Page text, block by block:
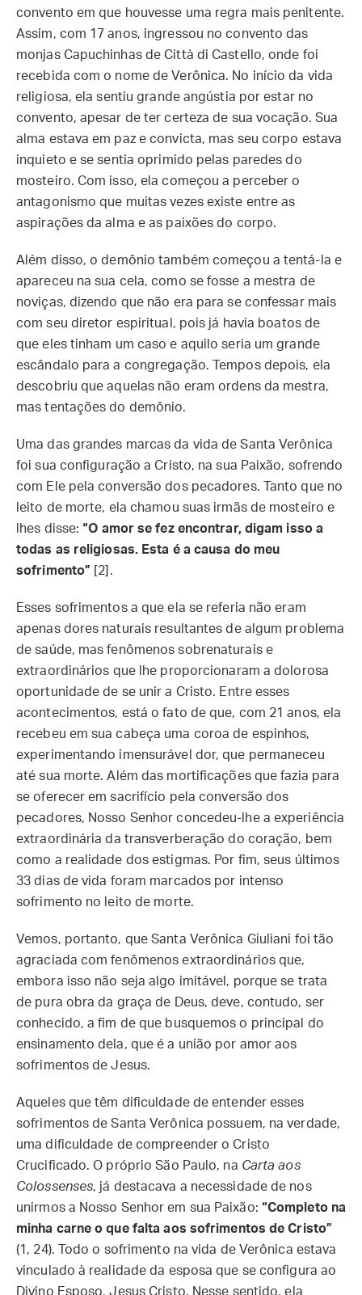
convento em que houvesse uma regra mais penitente.
Assim, com 17 anos, ingressou no convento das
monjas Capuchinhas de Città di Castello, onde foi
recebida com o nome de Verônica. No início da vida
religiosa, ela sentiu grande angústia por estar no
convento, apesar de ter certeza de sua vocação. Sua
alma estava em paz e convicta, mas seu corpo estava
inquieto e se sentia oprimido pelas paredes do
mosteiro. Com isso, ela começou a perceber o
antagonismo que muitas vezes existe entre as
aspirações da alma e as paixões do corpo.
Além disso, o demônio também começou a tentá-la e
apareceu na sua cela, como se fosse a mestra de
noviças, dizendo que não era para se confessar mais
com seu diretor espiritual, pois já havia boatos de
que eles tinham um caso e aquilo seria um grande
escândalo para a congregação. Tempos depois, ela
descobriu que aquelas não eram ordens da mestra,
mas tentações do demônio.
Uma das grandes marcas da vida de Santa Verônica
foi sua configuração a Cristo, na sua Paixão, sofrendo
com Ele pela conversão dos pecadores. Tanto que no
leito de morte, ela chamou suas irmãs de mosteiro e
lhes disse:“O amor se fez encontrar, digam isso a
todas as religiosas. Esta é a causa do meu
sofrimento” [2].
Esses sofrimentos a que ela se referia não eram
apenas dores naturais resultantes de algum problema
de saúde, mas fenômenos sobrenaturais e
extraordinários que lhe proporcionaram a dolorosa
oportunidade de se unir a Cristo. Entre esses
acontecimentos, está o fato de que, com 21 anos, ela
recebeu em sua cabeça uma coroa de espinhos,
experimentando imensurável dor, que permaneceu
até sua morte. Além das mortificações que fazia para
se oferecer em sacrifício pela conversão dos
pecadores, Nosso Senhor concedeu-lhe a experiência
extraordinária da transverberação do coração, bem
como a realidade dos estigmas. Por fim, seus últimos
33 dias de vida foram marcados por intenso
sofrimento no leito de morte.
Vemos, portanto, que Santa Verônica Giuliani foi tão
agraciada com fenômenos extraordinários que,
embora isso não seja algo imitável, porque se trata
de pura obra da graça de Deus, deve, contudo, ser
conhecido, a fim de que busquemos o principal do
ensinamento dela, que é a união por amor aos
sofrimentos de Jesus.
Aqueles que têm dificuldade de entender esses
sofrimentos de Santa Verônica possuem, na verdade,
uma dificuldade de compreender o Cristo
Crucificado. O próprio São Paulo, na Carta aos
Colossenses, já destacava a necessidade de nos
unirmos a Nosso Senhor em sua Paixão: “Completo na
minha carne o que falta aos sofrimentos de Cristo”
(1, 24). Todo o sofrimento na vida de Verônica estava
vinculado à realidade da esposa que se configura ao
Divino Esposo, Jesus Cristo. Nesse sentido, ela